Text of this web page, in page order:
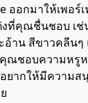
ออกมาให้เพอร์
งที่คุณชื่นชอบ เ
อ้าน สีขาวคลีนๆ
ณชอบความหรูห
ยากให้มีความส